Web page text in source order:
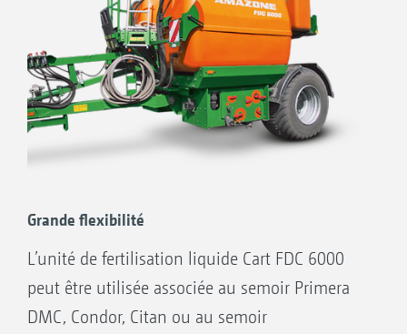
températures froides, grâce à une meilleure
valorisation
Réduction des produits phytosanitaires,
suite à une diminution de la pression
exercée par les adventices
Économie d’eau car l’engrais n’a pas besoin
de la plante
Rendements plus élevés grâce à un
développement juvénile positif
Grande flexibilité
L’unité de fertilisation liquide Cart FDC 6000
peut être utilisée associée au semoir Primera
DMC, Condor, Citan ou au semoir